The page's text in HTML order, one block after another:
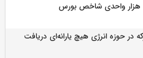
در حوزه انرژی هیچ یارانه‌ای دریافت